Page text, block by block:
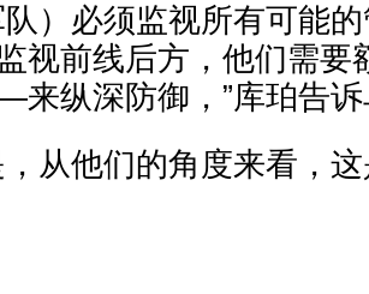
队）必须监视所有可能
视前线后方，他们需
纵深防御，”库珀告诉
，从他们的角度来看，